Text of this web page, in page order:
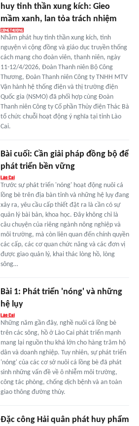
huy tinh thần xung kích: Gieo
mầm xanh, lan tỏa trách nhiệm
Nhằm phát huy tinh thần xung kích, tình
nguyện vì cộng đồng và giáo dục truyền thống
cách mạng cho đoàn viên, thanh niên, ngày
11-12/4/2026, Đoàn Thanh niên Bộ Công
Thương, Đoàn Thanh niên Công ty TNHH MTV
Vận hành hệ thống điện và thị trường điện
Quốc gia (NSMO) đã phối hợp cùng Đoàn
Thanh niên Công ty Cổ phần Thủy điện Thác Bà
tổ chức chuỗi hoạt động ý nghĩa tại tỉnh Lào
Cai.
Bài cuối: Cần giải pháp đồng bộ để
phát triển bền vững
Trước sự phát triển 'nóng' hoạt động nuôi cá
lồng bè trên địa bàn tỉnh và những hệ lụy đang
xảy ra, yêu cầu cấp thiết đặt ra là cần có sự
quản lý bài bản, khoa học. Đây không chỉ là
câu chuyện của riêng ngành nông nghiệp và
môi trường, mà còn liên quan đến chính quyền
các cấp, các cơ quan chức năng và các đơn vị
được giao quản lý, khai thác lòng hồ, lòng
sông…
Bài 1: Phát triển 'nóng' và những
hệ lụy
Những năm gần đây, nghề nuôi cá lồng bè
trên các sông, hồ ở Lào Cai phát triển mạnh
mang lại nguồn thu khá lớn cho hàng trăm hộ
dân và doanh nghiệp. Tuy nhiên, sự phát triển
'nóng' của các cơ sở nuôi cá lồng bè đã phát
sinh những vấn đề về ô nhiễm môi trường,
công tác phòng, chống dịch bệnh và an toàn
giao thông đường thủy.
Đặc công Hải quân phát huy phẩm